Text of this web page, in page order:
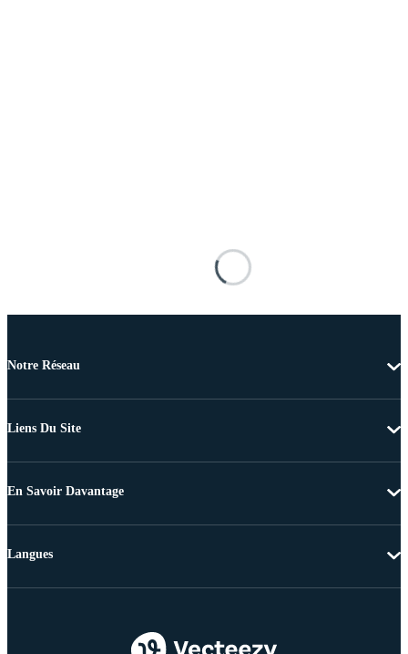
Notre Réseau
Liens Du Site
En Savoir Davantage
Langues